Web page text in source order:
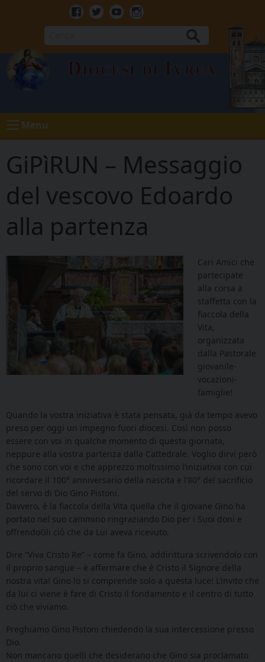
Facebook
TwitterYoutubeInstagram
Diocesi di Ivrea
Menu
GiPìRUN – Messaggio
del vescovo Edoardo
alla partenza
Cari Amici che
partecipate
alla corsa a
staffetta con la
fiaccola della
Vita,
organizzata
dalla Pastorale
giovanile-
vocazioni-
famiglie!
Quando la vostra iniziativa è stata pensata, già da tempo avevo
preso per oggi un impegno fuori diocesi. Così non posso
essere con voi in qualche momento di questa giornata,
neppure alla vostra partenza dalla Cattedrale. Voglio dirvi però
che sono con voi e che apprezzo moltissimo l’iniziativa con cui
ricordare il 100° anniversario della nascita e l’80° del sacrificio
del servo di Dio Gino Pistoni.
Davvero, è la fiaccola della Vita quella che il giovane Gino ha
portato nel suo cammino ringraziando Dio per i Suoi doni e
offrendoGli ciò che da Lui aveva ricevuto.
Dire “Viva Cristo Re” – come fa Gino, addirittura scrivendolo con
il proprio sangue – è affermare che è Cristo il Signore della
nostra vita! Gino lo si comprende solo a questa luce! L’invito che
da lui ci viene è fare di Cristo il fondamento e il centro di tutto
ciò che viviamo.
Preghiamo Gino Pistoni chiedendo la sua intercessione presso
Dio.
Non mancano quelli che desiderano che Gino sia proclamato